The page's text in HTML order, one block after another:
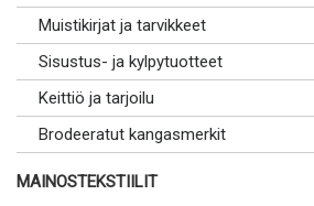
Muistikirjat ja tarvikkeet
Sisustus- ja kylpytuotteet
Keittiö ja tarjoilu
Brodeeratut kangasmerkit
MAINOSTEKSTIILIT